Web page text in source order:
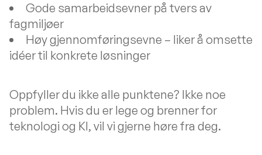
Gode samarbeidsevner på tvers av
fagmiljøer
Høy gjennomføringsevne – liker å omsette
idéer til konkrete løsninger
Oppfyller du ikke alle punktene? Ikke noe
problem. Hvis du er lege og brenner for
teknologi og KI, vil vi gjerne høre fra deg.